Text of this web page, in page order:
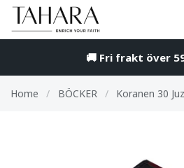
🚚 Fri frakt över
Home / BÖCKER / Koranen 30 Juz